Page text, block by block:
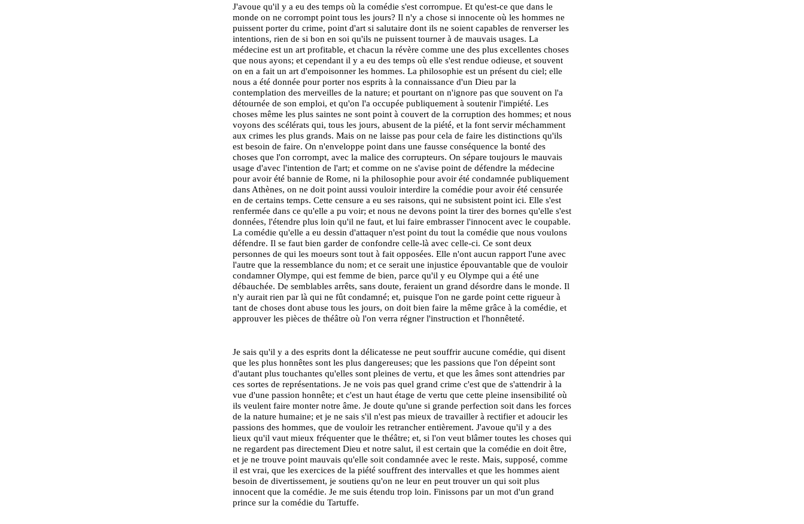
J'avoue qu'il y a eu des temps où la comédie s'est corrompue. Et qu'est-ce que dans le
monde on ne corrompt point tous les jours? Il n'y a chose si innocente où les hommes ne
puissent porter du crime, point d'art si salutaire dont ils ne soient capables de renverser les
intentions, rien de si bon en soi qu'ils ne puissent tourner à de mauvais usages. La
médecine est un art profitable, et chacun la révère comme une des plus excellentes choses
que nous ayons; et cependant il y a eu des temps où elle s'est rendue odieuse, et souvent
on en a fait un art d'empoisonner les hommes. La philosophie est un présent du ciel; elle
nous a été donnée pour porter nos esprits à la connaissance d'un Dieu par la
contemplation des merveilles de la nature; et pourtant on n'ignore pas que souvent on l'a
détournée de son emploi, et qu'on l'a occupée publiquement à soutenir l'impiété. Les
choses même les plus saintes ne sont point à couvert de la corruption des hommes; et nous
voyons des scélérats qui, tous les jours, abusent de la piété, et la font servir méchamment
aux crimes les plus grands. Mais on ne laisse pas pour cela de faire les distinctions qu'ils
est besoin de faire. On n'enveloppe point dans une fausse conséquence la bonté des
choses que l'on corrompt, avec la malice des corrupteurs. On sépare toujours le mauvais
usage d'avec l'intention de l'art; et comme on ne s'avise point de défendre la médecine
pour avoir été bannie de Rome, ni la philosophie pour avoir été condamnée publiquement
dans Athènes, on ne doit point aussi vouloir interdire la comédie pour avoir été censurée
en de certains temps. Cette censure a eu ses raisons, qui ne subsistent point ici. Elle s'est
renfermée dans ce qu'elle a pu voir; et nous ne devons point la tirer des bornes qu'elle s'est
données, l'étendre plus loin qu'il ne faut, et lui faire embrasser l'innocent avec le coupable.
La comédie qu'elle a eu dessin d'attaquer n'est point du tout la comédie que nous voulons
défendre. Il se faut bien garder de confondre celle-là avec celle-ci. Ce sont deux
personnes de qui les moeurs sont tout à fait opposées. Elle n'ont aucun rapport l'une avec
l'autre que la ressemblance du nom; et ce serait une injustice épouvantable que de vouloir
condamner Olympe, qui est femme de bien, parce qu'il y eu Olympe qui a été une
débauchée. De semblables arrêts, sans doute, feraient un grand désordre dans le monde. Il
n'y aurait rien par là qui ne fût condamné; et, puisque l'on ne garde point cette rigueur à
tant de choses dont abuse tous les jours, on doit bien faire la même grâce à la comédie, et
approuver les pièces de théâtre où l'on verra régner l'instruction et l'honnêteté.
Je sais qu'il y a des esprits dont la délicatesse ne peut souffrir aucune comédie, qui disent
que les plus honnêtes sont les plus dangereuses; que les passions que l'on dépeint sont
d'autant plus touchantes qu'elles sont pleines de vertu, et que les âmes sont attendries par
ces sortes de représentations. Je ne vois pas quel grand crime c'est que de s'attendrir à la
vue d'une passion honnête; et c'est un haut étage de vertu que cette pleine insensibilité où
ils veulent faire monter notre âme. Je doute qu'une si grande perfection soit dans les forces
de la nature humaine; et je ne sais s'il n'est pas mieux de travailler à rectifier et adoucir les
passions des hommes, que de vouloir les retrancher entièrement. J'avoue qu'il y a des
lieux qu'il vaut mieux fréquenter que le théâtre; et, si l'on veut blâmer toutes les choses qui
ne regardent pas directement Dieu et notre salut, il est certain que la comédie en doit être,
et je ne trouve point mauvais qu'elle soit condamnée avec le reste. Mais, supposé, comme
il est vrai, que les exercices de la piété souffrent des intervalles et que les hommes aient
besoin de divertissement, je soutiens qu'on ne leur en peut trouver un qui soit plus
innocent que la comédie. Je me suis étendu trop loin. Finissons par un mot d'un grand
prince sur la comédie du Tartuffe.